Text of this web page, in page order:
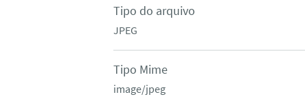
Tipo do arquivo
JPEG
Tipo Mime
image/jpeg